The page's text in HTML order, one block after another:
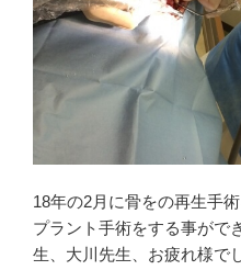
18年の2月に骨をの再生手
プラント手術をする事がで
生、大川先生、お疲れ様で